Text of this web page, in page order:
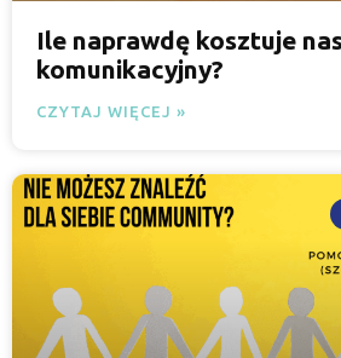
Ile naprawdę kosztuje
komunikacyjny?
CZYTAJ WIĘCEJ »